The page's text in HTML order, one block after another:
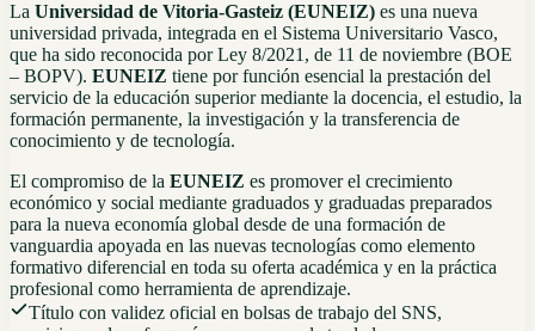
La Universidad de Vitoria-Gasteiz (EUNEIZ) es una nueva
universidad privada, integrada en el Sistema Universitario Vasco,
que ha sido reconocida por Ley 8/2021, de 11 de noviembre (BOE
– BOPV). EUNEIZ tiene por función esencial la prestación del
servicio de la educación superior mediante la docencia, el estudio, la
formación permanente, la investigación y la transferencia de
conocimiento y de tecnología.
El compromiso de la EUNEIZ es promover el crecimiento
económico y social mediante graduados y graduadas preparados
para la nueva economía global desde de una formación de
vanguardia apoyada en las nuevas tecnologías como elemento
formativo diferencial en toda su oferta académica y en la práctica
profesional como herramienta de aprendizaje.
Título con validez oficial en bolsas de trabajo del SNS,